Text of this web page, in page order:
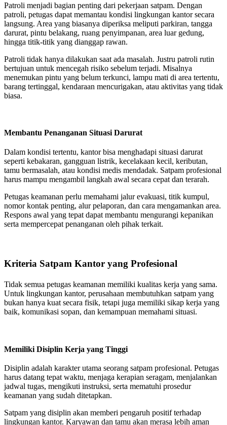
Patroli menjadi bagian penting dari pekerjaan satpam. Dengan
patroli, petugas dapat memantau kondisi lingkungan kantor secara
langsung. Area yang biasanya diperiksa meliputi parkiran, tangga
darurat, pintu belakang, ruang penyimpanan, area luar gedung,
hingga titik-titik yang dianggap rawan.
Patroli tidak hanya dilakukan saat ada masalah. Justru patroli rutin
bertujuan untuk mencegah risiko sebelum terjadi. Misalnya
menemukan pintu yang belum terkunci, lampu mati di area tertentu,
barang tertinggal, kendaraan mencurigakan, atau aktivitas yang tidak
biasa.
Membantu Penanganan Situasi Darurat
Dalam kondisi tertentu, kantor bisa menghadapi situasi darurat
seperti kebakaran, gangguan listrik, kecelakaan kecil, keributan,
tamu bermasalah, atau kondisi medis mendadak. Satpam profesional
harus mampu mengambil langkah awal secara cepat dan terarah.
Petugas keamanan perlu memahami jalur evakuasi, titik kumpul,
nomor kontak penting, alur pelaporan, dan cara mengamankan area.
Respons awal yang tepat dapat membantu mengurangi kepanikan
serta mempercepat penanganan oleh pihak terkait.
Kriteria Satpam Kantor yang Profesional
Tidak semua petugas keamanan memiliki kualitas kerja yang sama.
Untuk lingkungan kantor, perusahaan membutuhkan satpam yang
bukan hanya kuat secara fisik, tetapi juga memiliki sikap kerja yang
baik, komunikasi sopan, dan kemampuan memahami situasi.
Memiliki Disiplin Kerja yang Tinggi
Disiplin adalah karakter utama seorang satpam profesional. Petugas
harus datang tepat waktu, menjaga kerapian seragam, menjalankan
jadwal tugas, mengikuti instruksi, serta mematuhi prosedur
keamanan yang sudah ditetapkan.
Satpam yang disiplin akan memberi pengaruh positif terhadap
lingkungan kantor. Karyawan dan tamu akan merasa lebih aman